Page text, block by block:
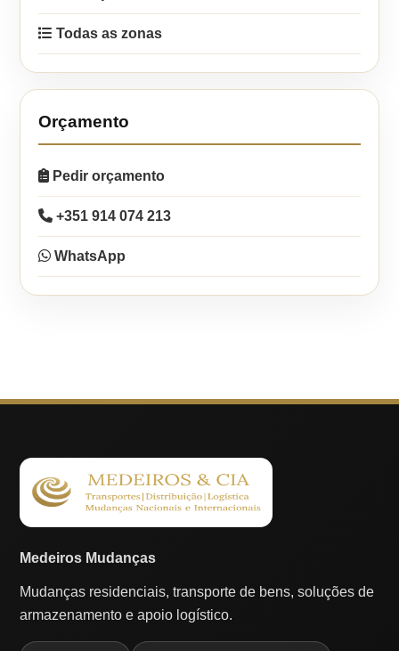
Todas as zonas
Orçamento
Pedir orçamento
+351 914 074 213
WhatsApp
Medeiros Mudanças
Mudanças residenciais, transporte de bens, soluções de
armazenamento e apoio logístico.